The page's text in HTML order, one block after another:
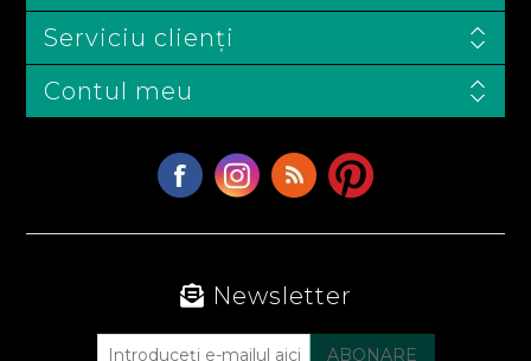
Serviciu clienți
Contul meu
Newsletter